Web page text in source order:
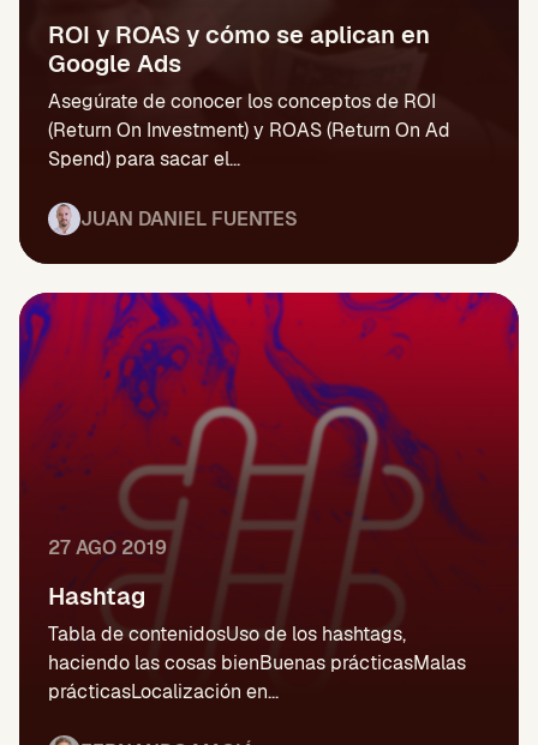
ROI y ROAS y cómo se aplican en
Google Ads
Asegúrate de conocer los conceptos de ROI
(Return On Investment) y ROAS (Return On Ad
Spend) para sacar el...
JUAN DANIEL FUENTES
27 AGO 2019
Hashtag
Tabla de contenidosUso de los hashtags,
haciendo las cosas bienBuenas prácticasMalas
prácticasLocalización en...